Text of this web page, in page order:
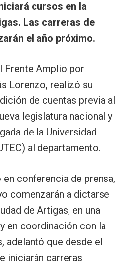
cursos en la
Las carreras de
el año próximo.
Frente Amplio por
Lorenzo, realizó su
de cuentas previa al
legislatura nacional y
de la Universidad
al departamento.
en conferencia de prensa,
comenzarán a dictarse
de Artigas, en una
en coordinación con la
adelantó que desde el
iniciarán carreras